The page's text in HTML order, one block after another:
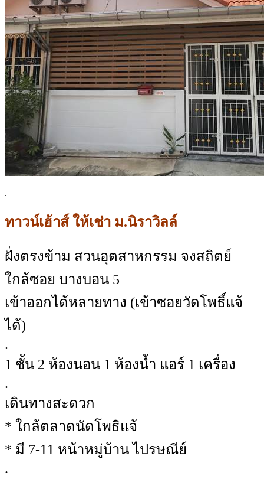
.
ทาวน์เฮ้าส์ ให้เช่า ม.นิราวิลล์
ฝั่งตรงข้าม สวนอุตสาหกรรม จงสถิตย์
ใกล้ซอย บางบอน 5
เข้าออกได้หลายทาง (เข้าซอยวัดโพธิ์แจ้
ได้)
.
1 ชั้น 2 ห้องนอน 1 ห้องน้ำ แอร์ 1 เครื่อง
.
เดินทางสะดวก
* ใกล้ตลาดนัดโพธิแจ้
* มี 7-11 หน้าหมู่บ้าน ไปรษณีย์
.